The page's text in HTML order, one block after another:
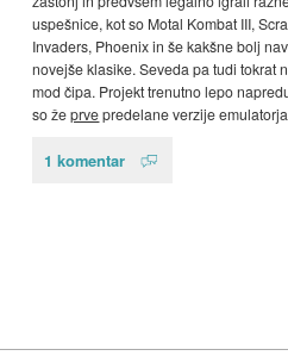
uspešnice, kot so Motal Kombat III,
Invaders, Phoenix in še kakšne bolj
novejše klasike. Seveda pa tudi tokrat
mod čipa. Projekt trenutno lepo
so žeprvepredelane verzije
1 komentar